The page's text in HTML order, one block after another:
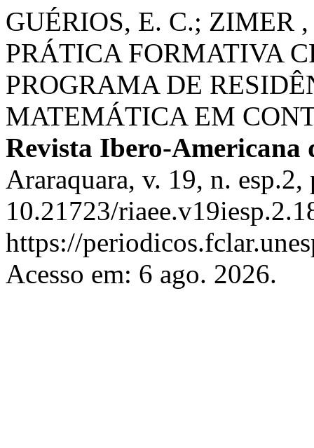
GUÉRIOS, E. C.; ZIMER
PRÁTICA FORMATIVA
PROGRAMA DE
MATEMÁTICA EM
Revista Ibero-Americana
Araraquara, v. 19, n.
10.21723/
https://
Acesso em: 6 ago. 2026.